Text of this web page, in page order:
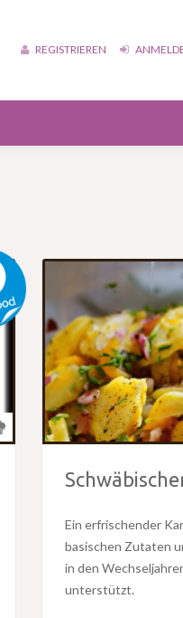
REGISTRIEREN
Ein erfrischender
basischen Zutaten
in den
unterstützt.